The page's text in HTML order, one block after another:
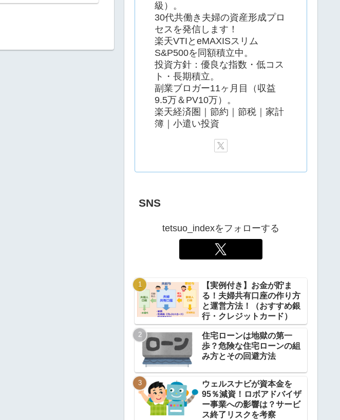
級）。
30代共働き夫婦の資産形成プロ
セスを発信します！
楽天VTIとeMAXISスリム
S&P500を同額積立中。
投資方針：優良な指数・低コス
ト・長期積立。
副業ブロガー11ヶ月目（収益
9.5万＆PV10万）。
楽天経済圏｜節約｜節税｜家計
簿｜小遣い投資
SNS
tetsuo_indexをフォローする
【実例付き】お金が貯ま
る！夫婦共有口座の作り方
と運営方法！（おすすめ銀
行・クレジットカード）
住宅ローンは地獄の第一
歩？危険な住宅ローンの組
み方とその回避方法
ウェルスナビが資本金を
95％減資！ロボアドバイザ
ー事業への影響は？サービ
ス終了リスクを考察